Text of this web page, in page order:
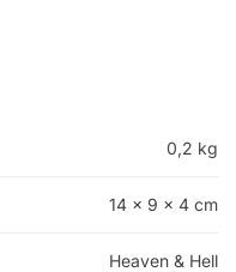
0,2 kg
14 × 9 × 4 cm
Heaven & Hell